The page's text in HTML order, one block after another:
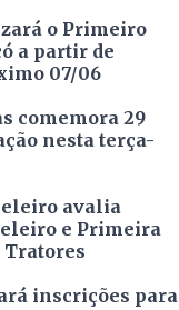
o Primeiro
a partir de
07/06
comemora 29
nesta terça-
avalia
e Primeira
Tratores
inscrições para